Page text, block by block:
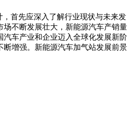
首先应深入了解行业现状与未来发
场不断发展壮大，新能源汽车产销量
汽车产业和企业迈入全球化发展新阶
断增强。新能源汽车加气站发展前景